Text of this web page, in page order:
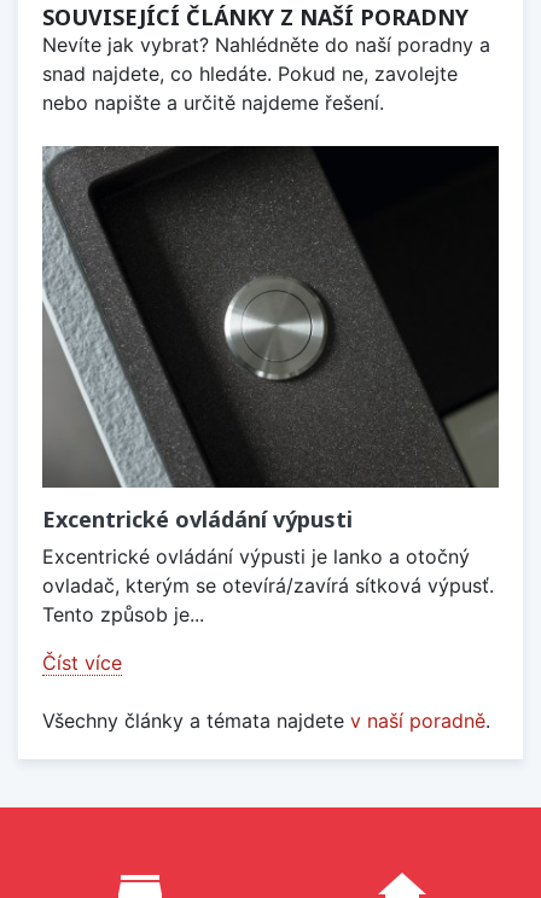
SOUVISEJÍCÍ ČLÁNKY Z NAŠÍ PORADNY
Nevíte jak vybrat? Nahlédněte do naší poradny a
snad najdete, co hledáte. Pokud ne, zavolejte
nebo napište a určitě najdeme řešení.
Excentrické ovládání výpusti
Excentrické ovládání výpusti je lanko a otočný
ovladač, kterým se otevírá/zavírá sítková výpusť.
Tento způsob je...
Číst více
Všechny články a témata najdete v naší poradně.
Proč nakupovat u nás?